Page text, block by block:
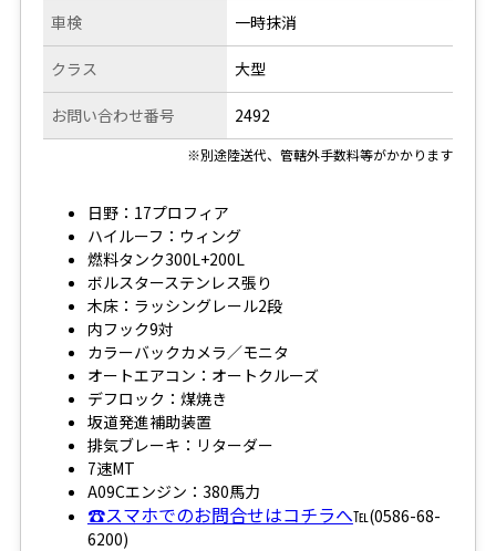
車検
クラス
お問い合わせ番号
一時抹消
大型
2492
※別途陸送代、管轄外手数料等がかかります
日野：17プロフィア
ハイルーフ：ウィング
燃料タンク300L+200L
ボルスターステンレス張り
木床：ラッシングレール2段
内フック9対
カラーバックカメラ／モニタ
オートエアコン：オートクルーズ
デフロック：煤焼き
坂道発進補助装置
排気ブレーキ：リターダー
7速MT
A09Cエンジン：380馬力
☎スマホでのお問合せはコチラへ℡(0586-68-
6200)